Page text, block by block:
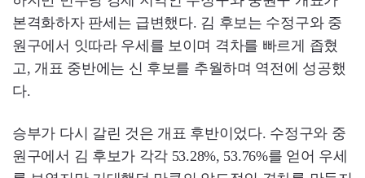
본격화하자 판세는 급변했다. 김 후보는 수정구와 중
원구에서 잇따라 우세를 보이며 격차를 빠르게 좁혔
고, 개표 중반에는 신 후보를 추월하며 역전에 성공했
다.
승부가 다시 갈린 것은 개표 후반이었다. 수정구와 중
원구에서 김 후보가 각각 53.28%, 53.76%를 얻어 우세